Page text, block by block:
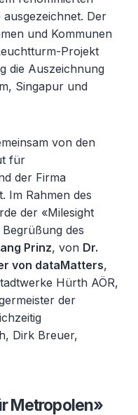
Der
und Kommunen
Projekt
die Auszeichnung
Singapur und
von den
für
der Firma
Im Rahmen des
der «Milesight
des
Prinz, von Dr.
von dataMatters,
Hürth AÖR,
der
Dirk Breuer,
Metropolen»